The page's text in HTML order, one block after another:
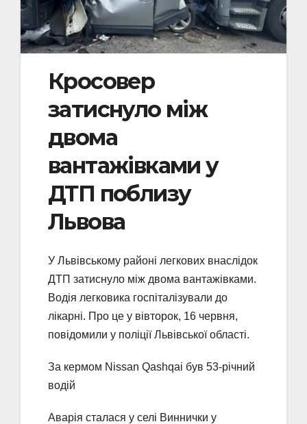
Кросовер
затиснуло між
двома
вантажівками у
ДТП поблизу
Львова
У Львівському районі легкових внаслідок
ДТП затиснуло між двома вантажівками.
Водія легковика госпіталізували до
лікарні. Про це у вівторок, 16 червня,
повідомили у поліції Львівської області.
За кермом Nissan Qashqai був 53-річний
водій
Аварія сталася у селі Виннички у